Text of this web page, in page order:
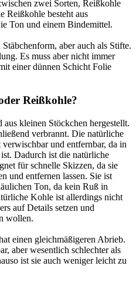
zwei Sorten, Reißkohle
Reißkohle besteht aus
Ton und einem Bindemittel.
aber auch als Stifte.
Es muss aber nicht immer
einer dünnen Schicht Folie
Reißkohle?
kleinen Stöckchen hergestellt.
verbrannt. Die natürliche
und entfernbar, da in
Dadurch ist die natürliche
für schnelle Skizzen, da sie
und entfernen lassen. Sie ist
Ton, da kein Ruß in
Kohle ist allerdings nicht
auf Details setzen und
wollen.
einen gleichmäßigeren Abrieb.
aber wesentlich schlechter als
ist sie auch weniger leicht zu